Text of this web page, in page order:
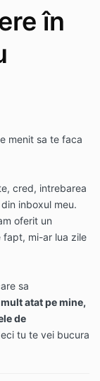
în
menit sa te faca
cred, intrebarea
inboxul meu.
oferit un
fapt, mi-ar lua zile
sa
atat pe mine,
de
tu te vei bucura